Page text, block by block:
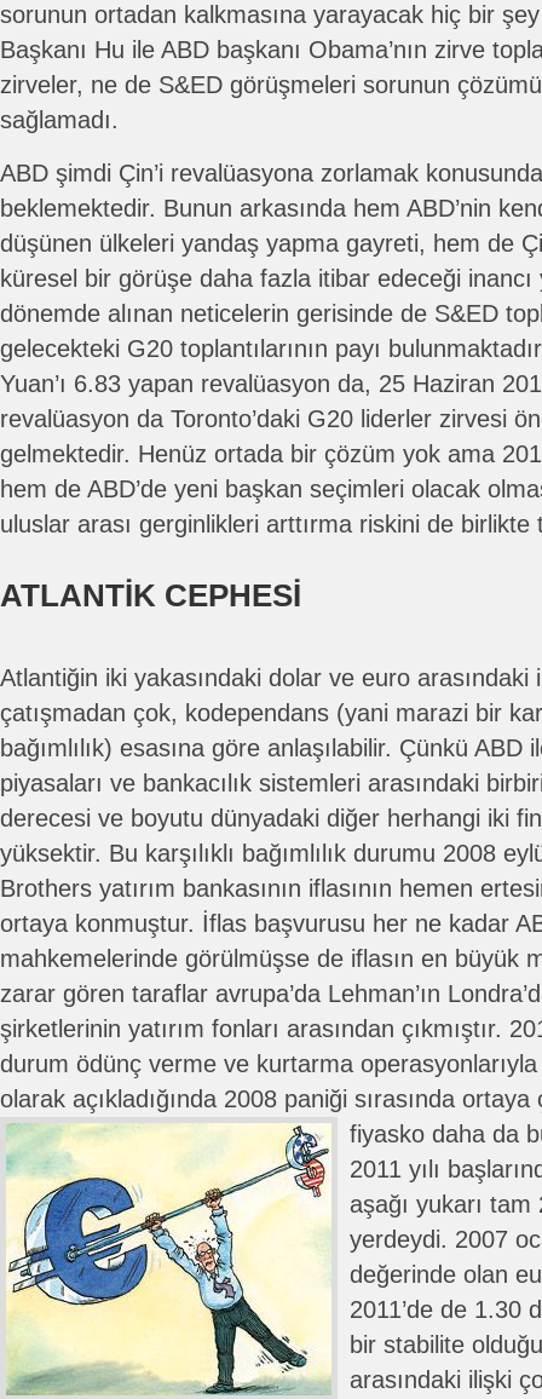
sorunun ortadan kalkmasına yarayacak hiç bir
Başkanı Hu ile ABD başkanı Obama’nın zirve
zirveler, ne de S&ED görüşmeleri sorunun
sağlamadı.
ABD şimdi Çin’i revalüasyona zorlamak
beklemektedir. Bunun arkasında hem ABD’nin
düşünen ülkeleri yandaş yapma gayreti, hem de
küresel bir görüşe daha fazla itibar edeceği inancı
dönemde alınan neticelerin gerisinde de S&ED
gelecekteki G20 toplantılarının payı
Yuan’ı 6.83 yapan revalüasyon da, 25 Haziran
revalüasyon da Toronto’daki G20 liderler zirvesi
gelmektedir. Henüz ortada bir çözüm yok ama
hem de ABD’de yeni başkan seçimleri olacak
uluslar arası gerginlikleri arttırma riskini de birlikte
ATLANTİK CEPHESİ
Atlantiğin iki yakasındaki dolar ve euro arasındaki
çatışmadan çok, kodependans (yani marazi bir
bağımlılık) esasına göre anlaşılabilir. Çünkü ABD
piyasaları ve bankacılık sistemleri arasındaki
derecesi ve boyutu dünyadaki diğer herhangi iki
yüksektir. Bu karşılıklı bağımlılık durumu 2008
Brothers yatırım bankasının iflasının hemen
ortaya konmuştur. İflas başvurusu her ne kadar
mahkemelerinde görülmüşse de iflasın en büyük
zarar gören taraflar avrupa’da Lehman’ın
şirketlerinin yatırım fonları arasından çıkmıştır.
durum ödünç verme ve kurtarma
olarak açıkladığında 2008 paniği sırasında ortaya
fiyasko daha da
2011 yılı
aşağı yukarı tam
yerdeydi. 2007
değerinde olan
2011’de de 1.30
bir stabilite
arasındaki ilişki